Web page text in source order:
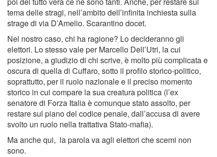
tema delle stragi, nell’ambito dell’infinita inchiesta sulla
strage di via D’Amelio. Scarantino docet.
Nel nostro caso, chi ha ragione? Lo decideranno gli
elettori. Lo stesso vale per Marcello Dell’Utri, la cui
posizione, a giudizio di chi scrive, è molto più complicata e
oscura di quella di Cuffaro, sotto il profilo storico-politico,
soprattutto, per il ruolo nazionale e il preciso momento
storico in cui compare la sua creatura politica (l’ex
senatore di Forza Italia è comunque stato assolto, per
restare sul piano del codice penale, dall’accusa di avere
svolto un ruolo nella trattativa Stato-mafia).
Ma anche qui, la parola va agli elettori che scemi non
sono.